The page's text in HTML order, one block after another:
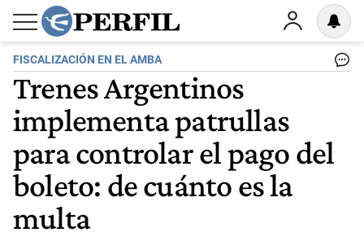
FISCALIZACIÓN EN EL AMBA
Trenes Argentinos
implementa patrullas
para controlar el pago del
boleto: de cuánto es la
multa